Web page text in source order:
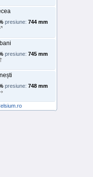
presiune: 744 mm
presiune: 745 mm
presiune: 748 mm